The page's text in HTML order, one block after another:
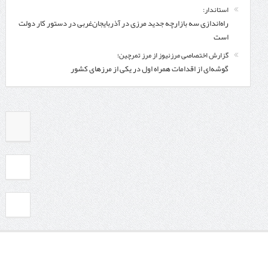
استاندار:
راه‌اندازی سه بازارچه جدید مرزی در آذربایجان‌غربی در دستور کار دولت
است
گزارش اختصاصی مرزنیوز از مرز تمرچین؛
گوشه‌ای از اقدامات همراه اول در یکی از مرزهای کشور